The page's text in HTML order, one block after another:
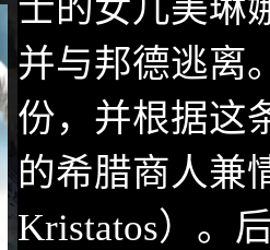
士的女儿美琳
并与邦德逃离
份，并根据这
的希腊商人兼
Kristatos）。